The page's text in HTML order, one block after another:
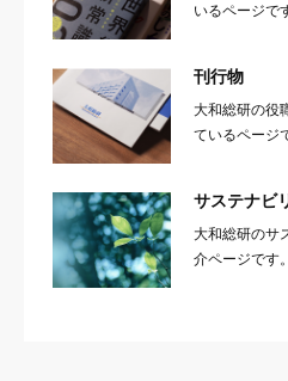
いるページで
刊行物
大和総研の役
ているページ
サステナビ
大和総研のサ
介ページです。